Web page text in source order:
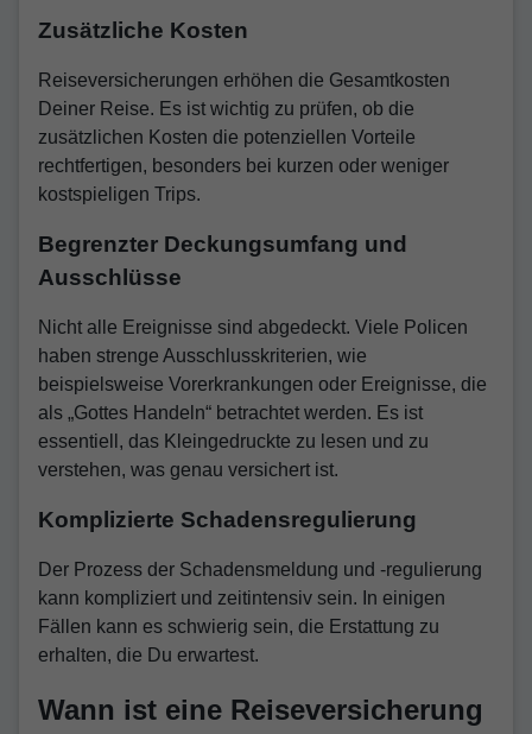
Zusätzliche Kosten
Reiseversicherungen erhöhen die Gesamtkosten
Deiner Reise. Es ist wichtig zu prüfen, ob die
zusätzlichen Kosten die potenziellen Vorteile
rechtfertigen, besonders bei kurzen oder weniger
kostspieligen Trips.
Begrenzter Deckungsumfang und
Ausschlüsse
Nicht alle Ereignisse sind abgedeckt. Viele Policen
haben strenge Ausschlusskriterien, wie
beispielsweise Vorerkrankungen oder Ereignisse, die
als „Gottes Handeln“ betrachtet werden. Es ist
essentiell, das Kleingedruckte zu lesen und zu
verstehen, was genau versichert ist.
Komplizierte Schadensregulierung
Der Prozess der Schadensmeldung und -regulierung
kann kompliziert und zeitintensiv sein. In einigen
Fällen kann es schwierig sein, die Erstattung zu
erhalten, die Du erwartest.
Wann ist eine Reiseversicherung